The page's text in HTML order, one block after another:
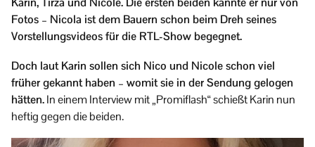
Fotos – Nicola ist dem Bauern schon beim Dreh seines
Vorstellungsvideos für die RTL-Show begegnet.
Doch laut Karin sollen sich Nico und Nicole schon viel
früher gekannt haben – womit sie in der Sendung gelogen
hätten.In einem Interview mit „Promiflash“ schießt Karin nun
heftig gegen die beiden.